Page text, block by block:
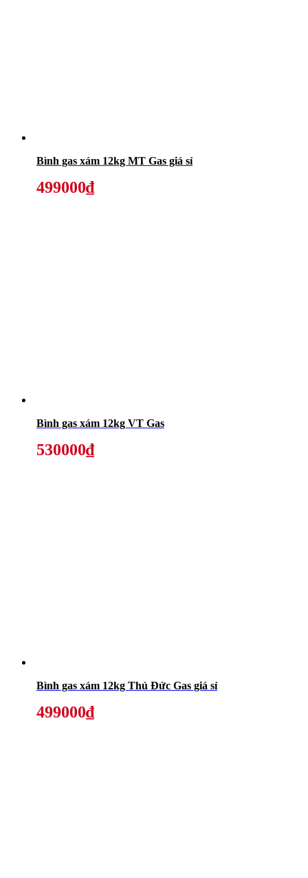
Bình gas xám 12kg MT Gas giá sỉ
499000₫
Bình gas xám 12kg VT Gas
530000₫
Bình gas xám 12kg Thủ Đức Gas giá sỉ
499000₫